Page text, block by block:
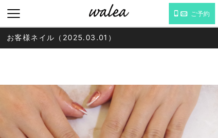
ご予約
お客様ネイル（2025.03.01）